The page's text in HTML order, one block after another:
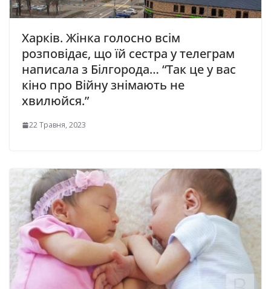
Харків. Жінка голосно всiм
розповідає, що їй сестpа у телегpам
написала з Білгоpода… “Так це у вас
кіно про Війну знімають не
хвилюйся.”
22 Травня, 2023